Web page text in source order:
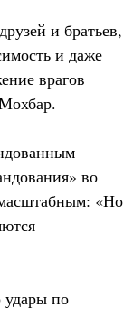
и братьев,
и даже
врагов
во
«Но
удары по